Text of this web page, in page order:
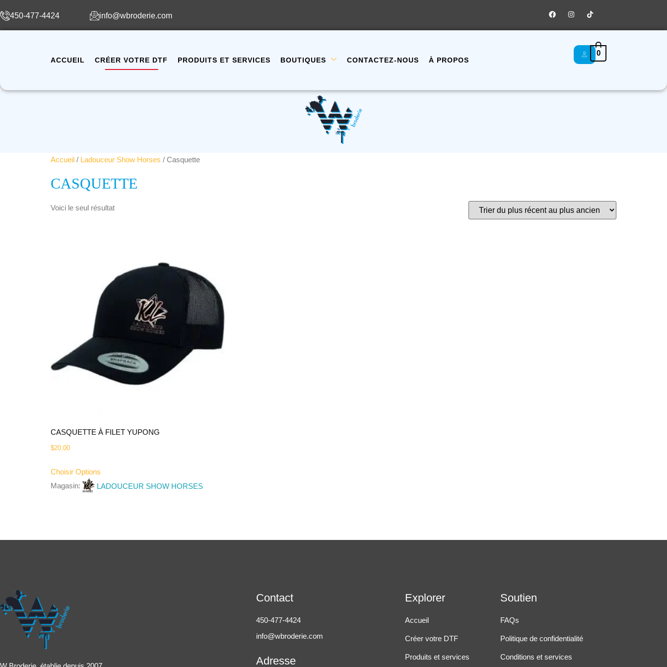
450-477-4424 info@wbroderie.com
ACCUEIL CRÉER VOTRE DTF PRODUITS ET SERVICES BOUTIQUES CONTACTEZ-NOUS À PROPOS
0
Accueil / Ladouceur Show Horses / Casquette
CASQUETTE
Voici le seul résultat
CASQUETTE À FILET YUPONG
$20.00
Choisir Options
Magasin:
LADOUCEUR SHOW HORSES
Contact
450-477-4424
info@wbroderie.com
Adresse
Explorer
Accueil
Créer votre DTF
Produits et services
Soutien
FAQs
Politique de confidentialité
Conditions et services